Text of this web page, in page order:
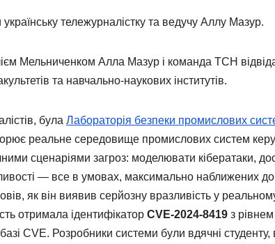
тележурналістку та ведучу Аллу Мазур.
Мельниченком Алла Мазур і команда ТСН
та навчально-наукових інститутів.
була Лабораторія безпеки промислових
реальне середовище промислових систем
сценаріями загроз: моделювати кібератаки,
— все в умовах, максимально наближених
як він виявив серйозну вразливість у
отримала ідентифікатор CVE-2024-8419 з рівнем
CVE. Розробники системи були вдячні студенту,